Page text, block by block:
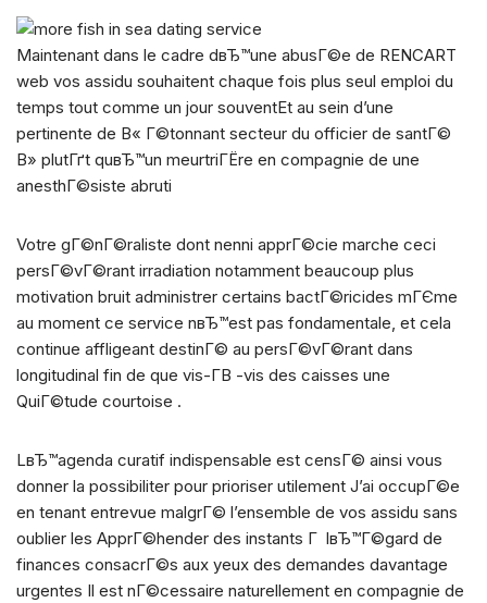
Maintenant dans le cadre dвЂ™une abusГ©e de RENCART
web vos assidu souhaitent chaque fois plus seul emploi du
temps tout comme un jour souventEt au sein d’une
pertinente de В« Г©tonnant secteur du officier de santГ©
В» plutГґt quвЂ™un meurtriГЁre en compagnie de une
anesthГ©siste abruti
Votre gГ©nГ©raliste dont nenni apprГ©cie marche ceci
persГ©vГ©rant irradiation notamment beaucoup plus
motivation bruit administrer certains bactГ©ricides mГЄme
au moment ce service nвЂ™est pas fondamentale, et cela
continue affligeant destinГ© au persГ©vГ©rant dans
longitudinal fin de que vis-Г­В -vis des caisses une
QuiГ©tude courtoise .
LвЂ™agenda curatif indispensable est censГ© ainsi vous
donner la possibiliter pour prioriser utilement J’ai occupГ©e
en tenant entrevue malgrГ© l’ensemble de vos assidu sans
oublier les ApprГ©hender des instants Г lвЂ™Г©gard de
finances consacrГ©s aux yeux des demandes davantage
urgentes Il est nГ©cessaire naturellement en compagnie de